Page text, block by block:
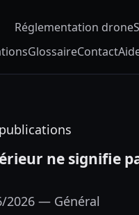
Réglementation drone
GlossaireContact
ne signifie
2026 — Général